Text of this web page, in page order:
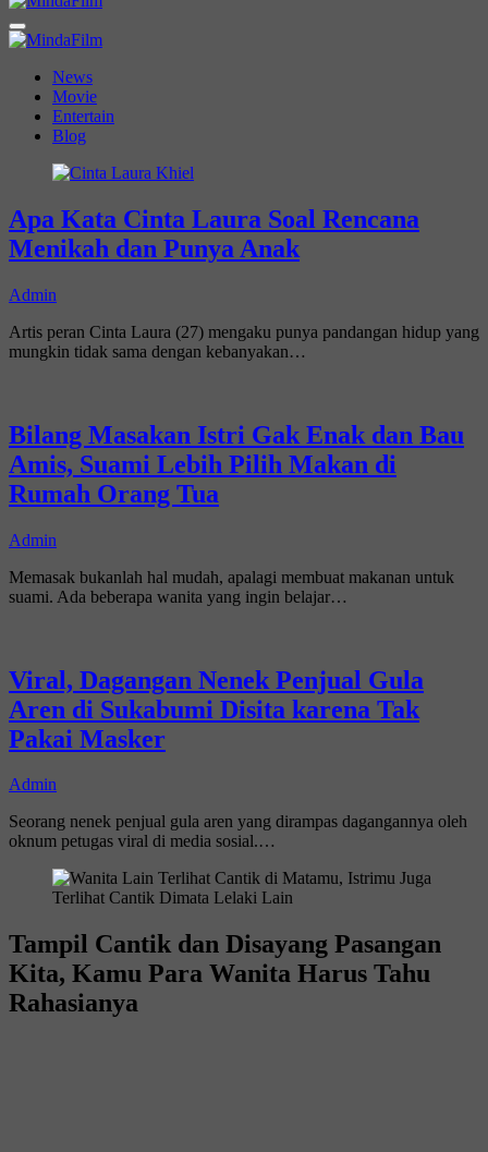
MindaFilm
Not Just a Movie
News
Movie
Entertain
Blog
Apa Kata Cinta Laura Soal Rencana
Menikah dan Punya Anak
Admin
Artis peran Cinta Laura (27) mengaku punya pandangan hidup yang
mungkin tidak sama dengan kebanyakan…
Bilang Masakan Istri Gak Enak dan Bau
Amis, Suami Lebih Pilih Makan di
Rumah Orang Tua
Admin
Memasak bukanlah hal mudah, apalagi membuat makanan untuk
suami. Ada beberapa wanita yang ingin belajar…
Viral, Dagangan Nenek Penjual Gula
Aren di Sukabumi Disita karena Tak
Pakai Masker
Admin
Seorang nenek penjual gula aren yang dirampas dagangannya oleh
oknum petugas viral di media sosial.…
Tampil Cantik dan Disayang Pasangan
Kita, Kamu Para Wanita Harus Tahu
Rahasianya